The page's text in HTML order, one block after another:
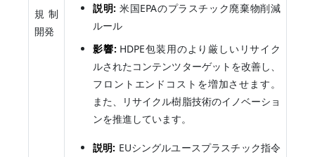
規制
開発
説明: 米国EPAのプラスチック廃棄物削減
ルール
影響: HDPE包装用のより厳しいリサイク
ルされたコンテンツターゲットを改善し、
フロントエンドコストを増加させます。
また、リサイクル樹脂技術のイノベーショ
ンを推進しています。
説明: EUシングルユースプラスチック指令